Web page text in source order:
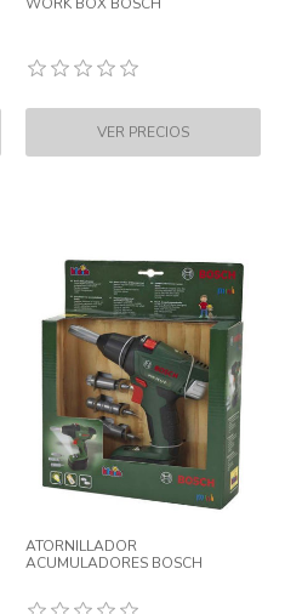
ATORNILLADOR
ACUMULADORES BOSCH